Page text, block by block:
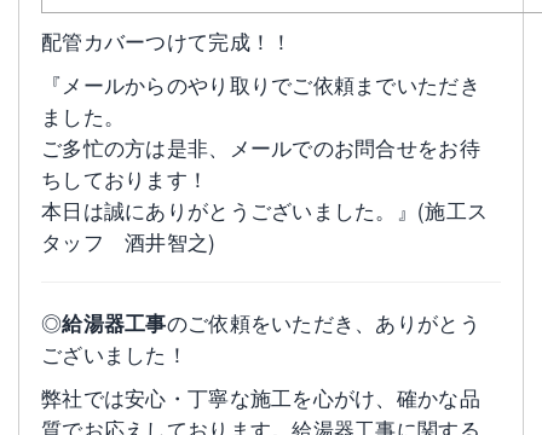
配管カバーつけて完成！！
『メールからのやり取りでご依頼までいただき
ました。
ご多忙の方は是非、メールでのお問合せをお待
ちしております！
本日は誠にありがとうございました。』(施工ス
タッフ 酒井智之)
◎給湯器工事のご依頼をいただき、ありがとう
ございました！
弊社では安心・丁寧な施工を心がけ、確かな品
質でお応えしております。給湯器工事に関する